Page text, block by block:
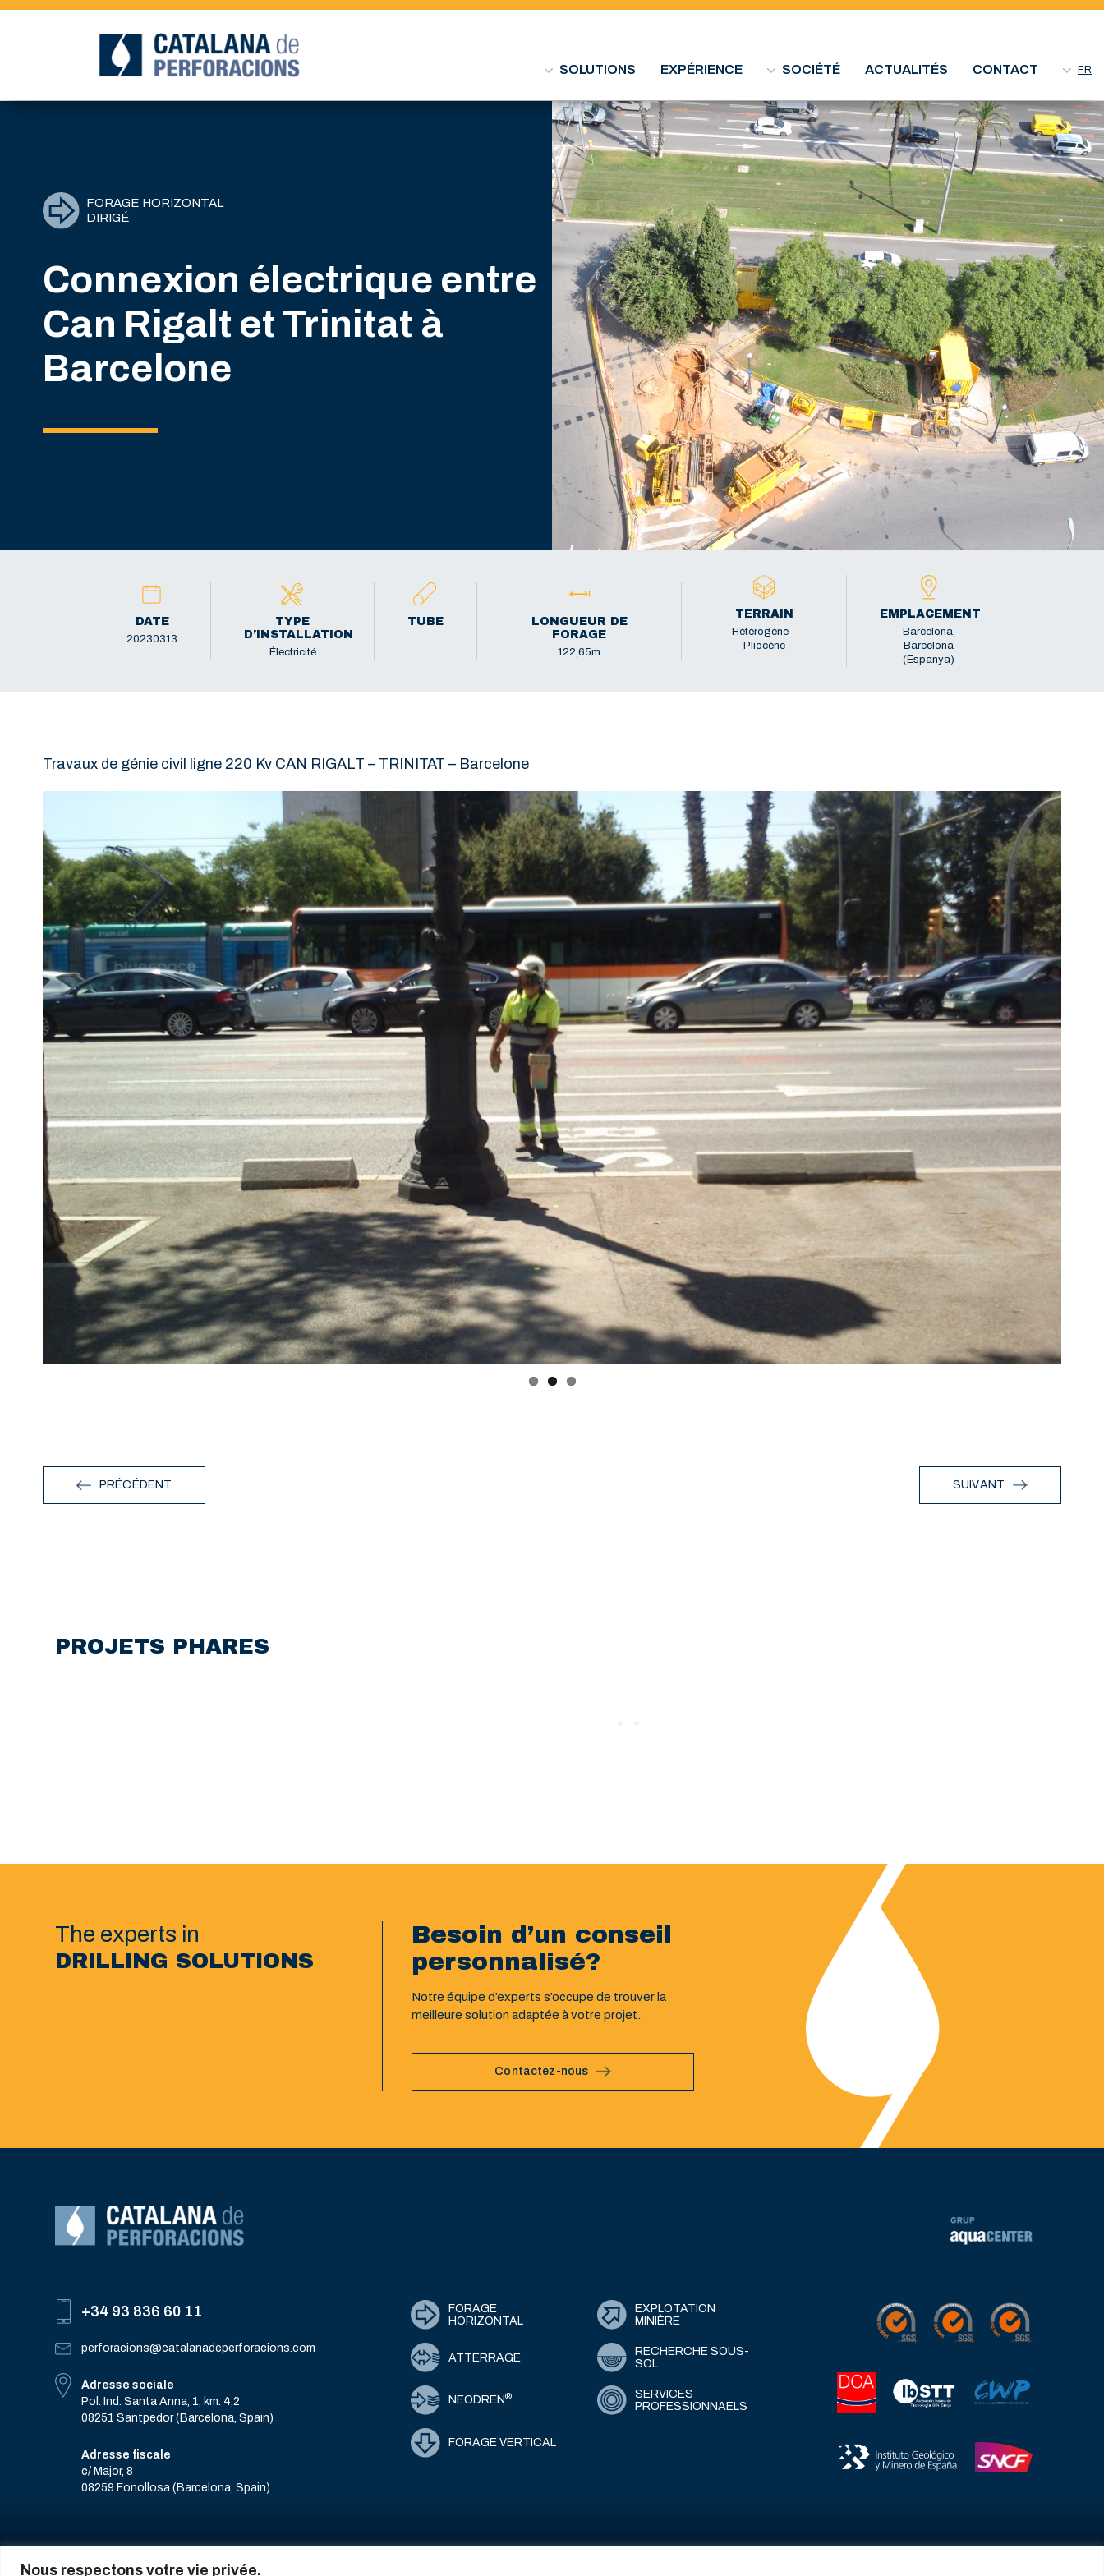
Nous respectons votre vie privée.
SOLUTIONS EXPÉRIENCE SOCIÉTÉ ACTUALITÉS CONTACT FR
FORAGE HORIZONTAL
DIRIGÉ
Connexion électrique entre
Can Rigalt et Trinitat à
Barcelone
DATE
20230313
TYPE
D’INSTALLATION
Électricité
TUBE
LONGUEUR DE
FORAGE
122,65m
TERRAIN
Hétérogène –
Pliocène
EMPLACEMENT
Barcelona,
Barcelona
(Espanya)
Travaux de génie civil ligne 220 Kv CAN RIGALT – TRINITAT – Barcelone
PRÉCÉDENT SUIVANT
PROJETS PHARES
The experts in
DRILLING SOLUTIONS
Besoin d’un conseil
personnalisé?
Notre équipe d’experts s’occupe de trouver la
meilleure solution adaptée à votre projet.
Contactez-nous
+34 93 836 60 11
perforacions@catalanadeperforacions.com
Adresse sociale
Pol. Ind. Santa Anna, 1, km. 4,2
08251 Santpedor (Barcelona, Spain)
Adresse fiscale
c/ Major, 8
08259 Fonollosa (Barcelona, Spain)
FORAGE
HORIZONTAL
ATTERRAGE
NEODREN®
FORAGE VERTICAL
EXPLOTATION
MINIÈRE
RECHERCHE SOUS-
SOL
SERVICES
PROFESSIONNAELS